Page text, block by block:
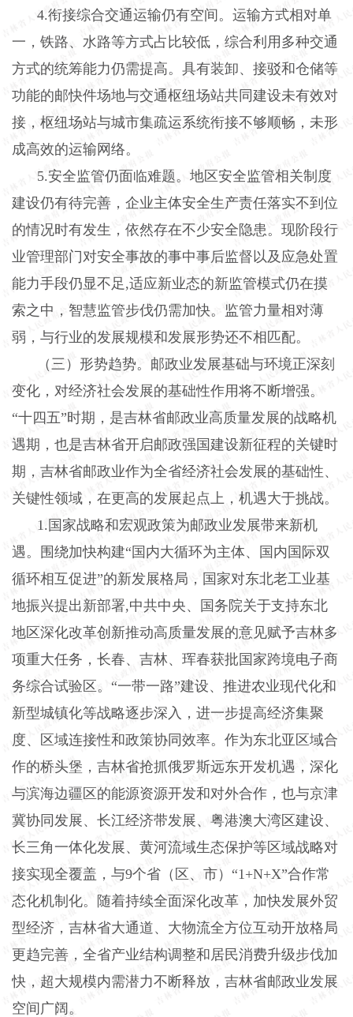
4.衔接综合交通运输仍有空间。运输方式相对单
一，铁路、水路等方式占比较低，综合利用多种交通
方式的统筹能力仍需提高。具有装卸、接驳和仓储等
功能的邮快件场地与交通枢纽场站共同建设未有效对
接，枢纽场站与城市集疏运系统衔接不够顺畅，未形
成高效的运输网络。
5.安全监管仍面临难题。地区安全监管相关制度
建设仍有待完善，企业主体安全生产责任落实不到位
的情况时有发生，依然存在不少安全隐患。现阶段行
业管理部门对安全事故的事中事后监督以及应急处置
能力手段仍显不足 ,适应新业态的新监管模式仍在摸
索之中，智慧监管步伐仍需加快。监管力量相对薄
弱，与行业的发展规模和发展形势还不相匹配。
（三）形势趋势。邮政业发展基础与环境正深刻
变化，对经济社会发展的基础性作用将不断增强。
“十四五”时期，是吉林省邮政业高质量发展的战略机
遇期，也是吉林省开启邮政强国建设新征程的关键时
期，吉林省邮政业作为全省经济社会发展的基础性、
关键性领域，在更高的发展起点上，机遇大于挑战。
1 .国家战略和宏观政策为邮政业发展带来新机
遇。围绕加快构建“国内大循环为主体、国内国际双
循环相互促进”的新发展格局，国家对东北老工业基
地振兴提出新部署,中共中央、国务院关于支持东北
地区深化改革创新推动高质量发展的意见赋予吉林多
项重大任务，长春、吉林、珲春获批国家跨境电子商
务综合试验区。“一带一路”建设、推进农业现代化和
新型城镇化等战略逐步深入，进一步提高经济集聚
度、区域连接性和政策协同效率。作为东北亚区域合
作的桥头堡，吉林省抢抓俄罗斯远东开发机遇，深化
与滨海边疆区的能源资源开发和对外合作，也与京津
冀协同发展、长江经济带发展、粤港澳大湾区建设、
长三角一体化发展、黄河流域生态保护等区域战略对
接实现全覆盖，与9个省（区、市）“1+N+X”合作常
态化机制化。随着持续全面深化改革，加快发展外贸
型经济，吉林省大通道、大物流全方位互动开放格局
更趋完善，全省产业结构调整和居民消费升级步伐加
快，超大规模内需潜力不断释放，吉林省邮政业发展
空间广阔。